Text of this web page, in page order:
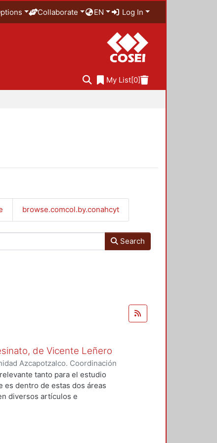
Collaborate EN Log In
My List[0]
browse.comcol.by.conahcyt
Search
de Vicente Leñero
Azcapotzalco. Coordinación
Jesús Iván
tanto para el estudio
es dentro de estas dos áreas
diversos artículos e